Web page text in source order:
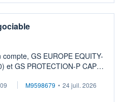
GS EUROPE EQUITY-
et GS PROTECTION-P CAP
me signale ...
M9598679 • 24 juil. 2026